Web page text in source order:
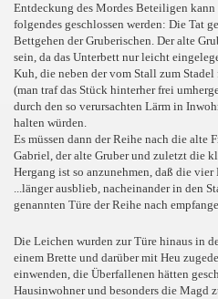
Entdeckung des Mordes Beteiligen
folgendes geschlossen werden: Die Tat
Bettgehen der Gruberischen. Der alte
sein, da das Unterbett nur leicht
Kuh, die neben der vom Stall zum Stadel
(man traf das Stück hinterher frei
durch den so verursachten Lärm in
halten würden.
Es müssen dann der Reihe nach die alte
Gabriel, der alte Gruber und zuletzt die
Hergang ist so anzunehmen, daß die vier
...länger ausblieb, nacheinander in den
genannten Türe der Reihe nach
Die Leichen wurden zur Türe hinaus in
einem Brette und darüber mit Heu
einwenden, die Überfallenen hätten
Hausinwohner und besonders die Magd